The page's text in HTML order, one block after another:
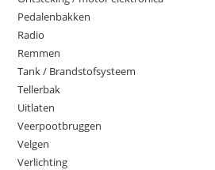
Pedalenbakken
Radio
Remmen
Tank / Brandstofsysteem
Tellerbak
Uitlaten
Veerpootbruggen
Velgen
Verlichting